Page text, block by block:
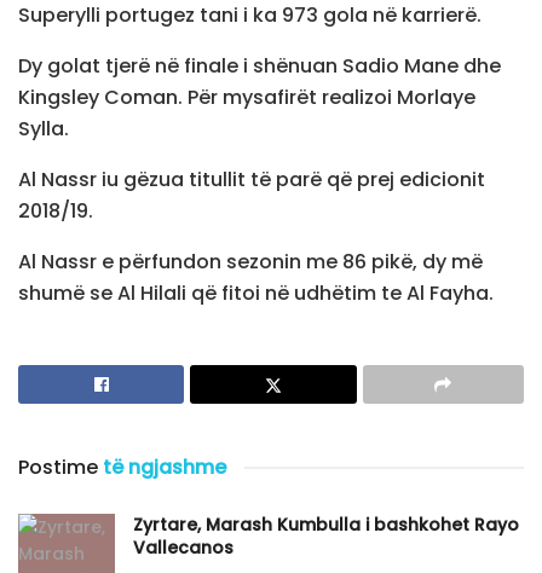
Superylli portugez tani i ka 973 gola në karrierë.
Dy golat tjerë në finale i shënuan Sadio Mane dhe
Kingsley Coman. Për mysafirët realizoi Morlaye
Sylla.
Al Nassr iu gëzua titullit të parë që prej edicionit
2018/19.
Al Nassr e përfundon sezonin me 86 pikë, dy më
shumë se Al Hilali që fitoi në udhëtim te Al Fayha.
Postime të ngjashme
Zyrtare, Marash Kumbulla i bashkohet Rayo
Vallecanos